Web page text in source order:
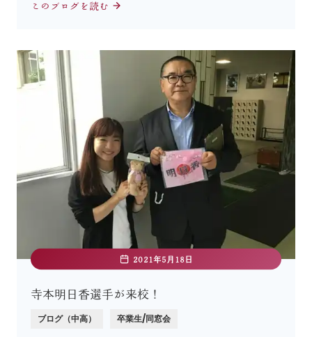
このブログを読む
2021年5月18日
寺本明日香選手が来校！
ブログ（中高） 卒業生/同窓会